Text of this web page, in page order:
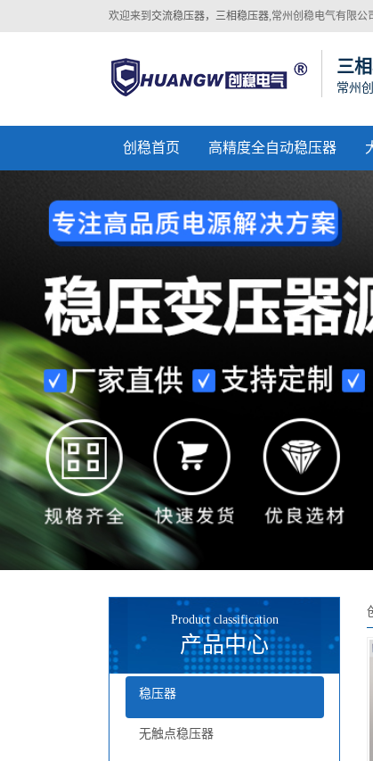
欢迎来到 交流稳压器，三相稳压器,常州创稳电气有限公
三
常州
创稳首页 高精度全自动稳压器
Product classification
产品中心
稳压器
无触点稳压器